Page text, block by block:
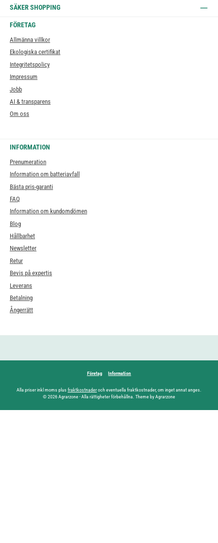
SÄKER SHOPPING
FÖRETAG
Allmänna villkor
Ekologiska certifikat
Integritetspolicy
Impressum
Jobb
AI & transparens
Om oss
INFORMATION
Prenumeration
Information om batteriavfall
Bästa pris-garanti
FAQ
Information om kundomdömen
Blog
Hållbarhet
Newsletter
Retur
Bevis på expertis
Leverans
Betalning
Ångerrätt
Företag Information
Alla priser inkl moms plus fraktkostnaderoch eventuella fraktkostnader, om inget annat anges.
© 2026 Agrarzone - Alla rättigheter förbehållna. Theme by Agrarzone